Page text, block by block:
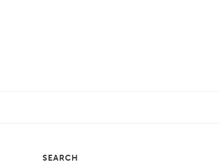
SEARCH